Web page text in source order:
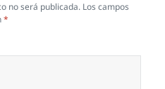
no será publicada. Los campos
*